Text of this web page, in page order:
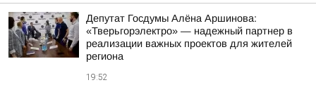
Депутат Госдумы Алёна Аршинова:
«Тверьгорэлектро» — надежный партнер в
реализации важных проектов для жителей
региона
19:52